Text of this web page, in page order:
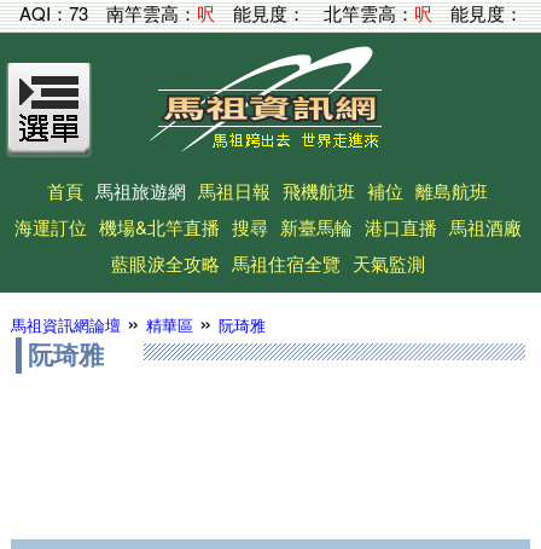
AQI：73 南竿雲高：呎能見度：北竿雲高：呎能見度：
首頁 馬祖旅遊網 馬祖日報 飛機航班 補位 離島航班
海運訂位 機場&北竿直播 搜尋 新臺馬輪 港口直播 馬祖酒廠
藍眼淚全攻略 馬祖住宿全覽 天氣監測
馬祖資訊網論壇» 精華區» 阮琦雅
阮琦雅